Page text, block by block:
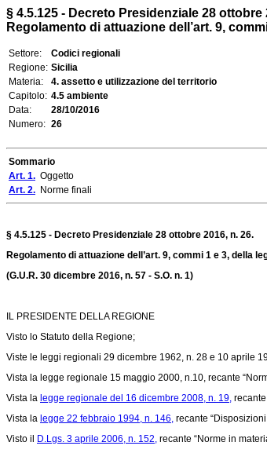
§ 4.5.125 - Decreto Presidenziale 28 ottobre
Regolamento di attuazione dell’art. 9,
Settore:
Codici regionali
Regione: Sicilia
Materia:
4. assetto e utilizzazione del territorio
Capitolo: 4.5 ambiente
Data:
28/10/2016
Numero: 26
Sommario
Art. 1. Oggetto
Art. 2. Norme finali
§ 4.5.125 - Decreto Presidenziale 28 ottobre 2016, n. 26.
Regolamento di attuazione dell’art. 9, commi 1 e 3, della
(G.U.R. 30 dicembre 2016, n. 57 - S.O. n. 1)
IL PRESIDENTE DELLA REGIONE
Visto lo Statuto della Regione;
Viste le leggi regionali 29 dicembre 1962, n. 28 e 10 aprile
Vista la legge regionale 15 maggio 2000, n.10, recante
Vista la legge regionale del 16 dicembre 2008, n. 19,
Vista la legge 22 febbraio 1994, n. 146, recante
Visto il
D.Lgs. 3 aprile 2006, n. 152, recante “Norme in